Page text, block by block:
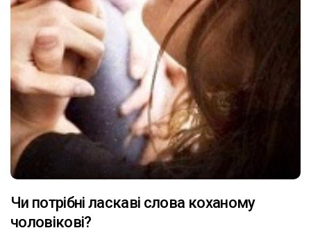
Чи потрібні ласкаві слова коханому
чоловікові?